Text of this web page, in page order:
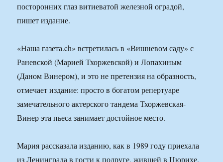
посторонних глаз витиеватой железной оградой,
пишет издание.
«Наша газета.ch» встретилась в «Вишневом саду» с
Раневской (Марией Тхоржевской) и Лопахиным
(Даном Винером), и это не претензия на образность,
отмечает издание: просто в богатом репертуаре
замечательного актерского тандема Тхоржевская-
Винер эта пьеса занимает достойное место.
Мария рассказала изданию, как в 1989 году приехала
из Ленинграда в гости к подруге, жившей в Цюрихе.